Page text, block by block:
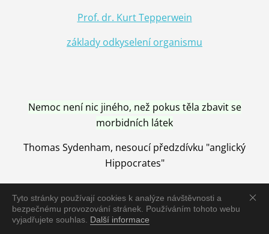
Tyto stránky používají cookies k analýze návštěvnosti a
bezpečnému provozování stránek. Používáním tohoto webu
vyjadřujete souhlas. Další informace
Prof. dr. Kurt Tepperwein
základy odkyselení organismu
Nemoc není nic jiného, než pokus těla zbavit se
morbidních látek
Thomas Sydenham, nesoucí předzdívku "anglický
Hippocrates"
Nemoc je vyléčena jen pomocí Přírody, neutralizací a